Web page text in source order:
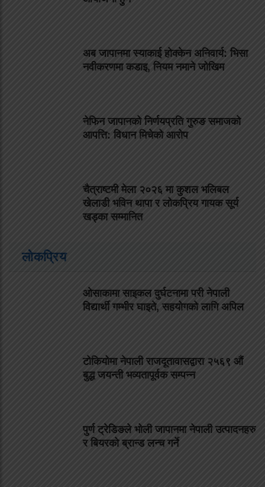
अब जापानमा स्याकाई होक्केन अनिवार्य: भिसा
नवीकरणमा कडाइ, नियम नमाने जोखिम
नेफिन जापानको निर्णयप्रति गुरुङ समाजको
आपत्ति: विधान मिचेको आरोप
चैत्राष्टमी मेला २०२६ मा कुशल भलिबल
खेलाडी भविन थापा र लोकप्रिय गायक सूर्य
खड्का सम्मानित
लोकप्रिय
ओसाकामा साइकल दुर्घटनामा परी नेपाली
विद्यार्थी गम्भीर घाइते, सहयोगको लागि अपिल
टोकियोमा नेपाली राजदूतावासद्वारा २५६९ औं
बुद्ध जयन्ती भव्यतापूर्वक सम्पन्न
पुर्ण ट्रेडिङले भोली जापानमा नेपाली उत्पादनहरु
र बियरको ब्रान्ड लन्च गर्ने